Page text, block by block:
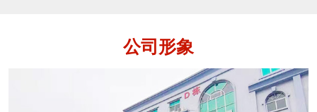
这样的金属检测机。它是在金检机的功能
公司形象